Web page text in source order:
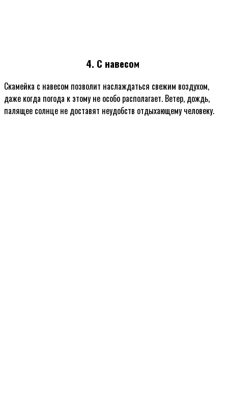
4. С навесом
Скамейка с навесом позволит наслаждаться свежим воздухом,
даже когда погода к этому не особо располагает. Ветер, дождь,
палящее солнце не доставят неудобств отдыхающему человеку.